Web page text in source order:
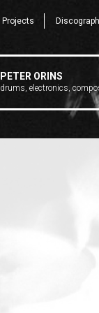
Projects
PETER ORINS
drums, electronics,